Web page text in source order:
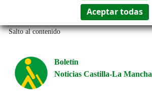
Salto al contenido
Boletín
Noticias Castilla-La Mancha